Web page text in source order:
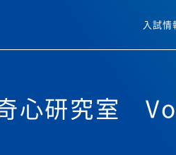
入試情
心研究室